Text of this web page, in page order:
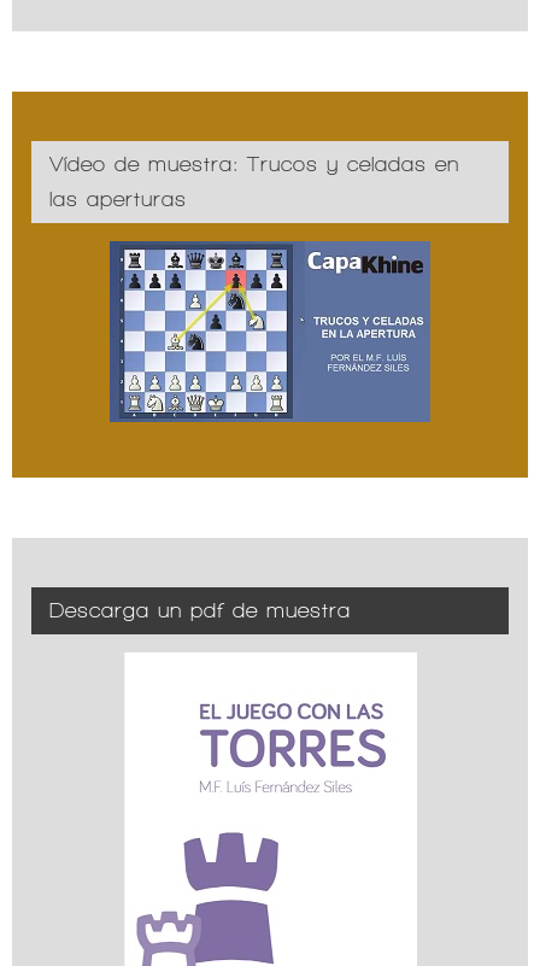
Vídeo de muestra: Trucos y celadas en
las aperturas
Descarga un pdf de muestra